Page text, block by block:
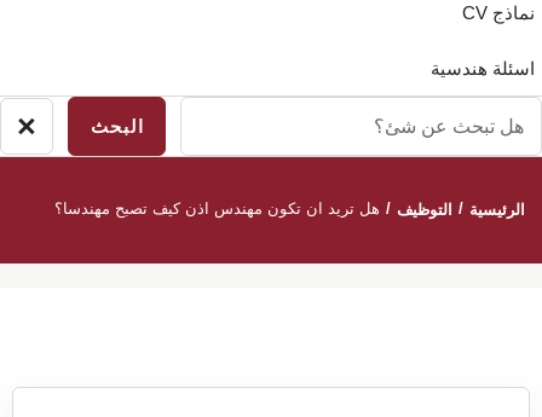
نماذج CV
اسئلة هندسية
تبحث
شئ؟
×
الرئيسية / التوظيف / هل تريد ان تكون مهندس اذن كيف تصبح مهندسا؟